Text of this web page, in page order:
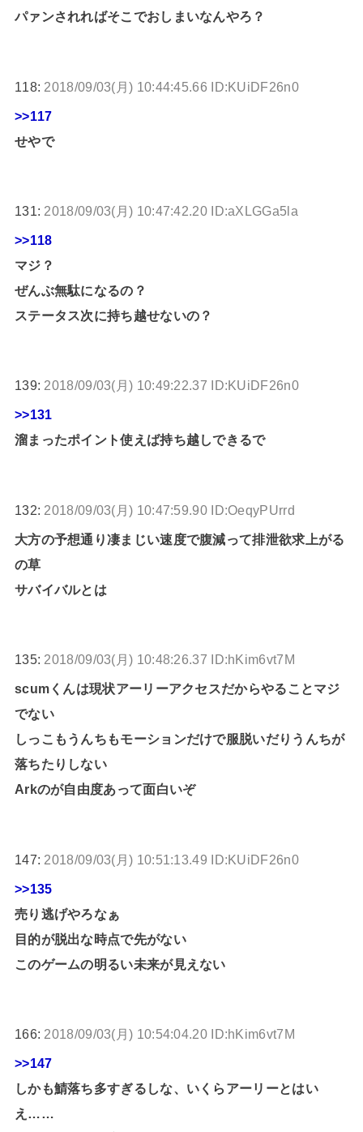
パァンされればそこでおしまいなんやろ？
118: 2018/09/03(月) 10:44:45.66 ID:KUiDF26n0
>>117
せやで
131: 2018/09/03(月) 10:47:42.20 ID:aXLGGa5la
>>118
マジ？
ぜんぶ無駄になるの？
ステータス次に持ち越せないの？
139: 2018/09/03(月) 10:49:22.37 ID:KUiDF26n0
>>131
溜まったポイント使えば持ち越しできるで
132: 2018/09/03(月) 10:47:59.90 ID:OeqyPUrrd
大方の予想通り凄まじい速度で腹減って排泄欲求上がる
の草
サバイバルとは
135: 2018/09/03(月) 10:48:26.37 ID:hKim6vt7M
scumくんは現状アーリーアクセスだからやることマジ
でない
しっこもうんちもモーションだけで服脱いだりうんちが
落ちたりしない
Arkのが自由度あって面白いぞ
147: 2018/09/03(月) 10:51:13.49 ID:KUiDF26n0
>>135
売り逃げやろなぁ
目的が脱出な時点で先がない
このゲームの明るい未来が見えない
166: 2018/09/03(月) 10:54:04.20 ID:hKim6vt7M
>>147
しかも鯖落ち多すぎるしな、いくらアーリーとはい
え……